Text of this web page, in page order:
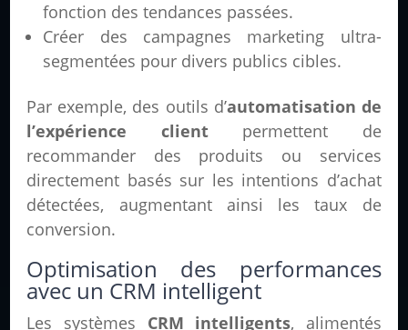
fonction des tendances passées.
Créer des campagnes marketing ultra-
segmentées pour divers publics cibles.
Par exemple, des outils d’automatisation de
l’expérience clientpermettent de
recommander des produits ou services
directement basés sur les intentions d’achat
détectées, augmentant ainsi les taux de
conversion.
Optimisation des performances
avec un CRM intelligent
Les systèmes CRM intelligents, alimentés